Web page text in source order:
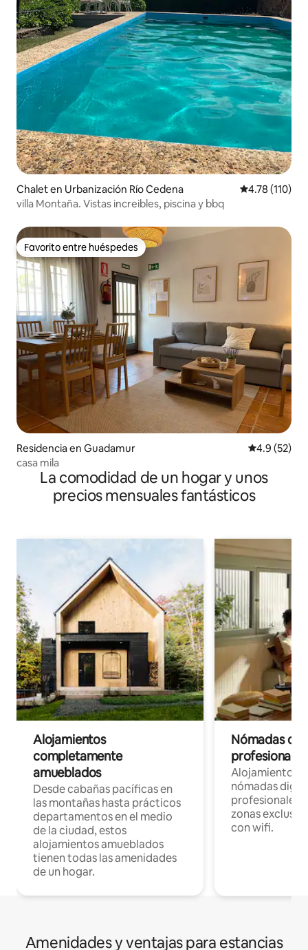
Chalet en Urbanización Río Cedena Calificación
4.78 (110)
villa Montaña. Vistas increibles, piscina y bbq
Favorito entre huéspedes
Favorito entre huéspedes
Residencia en Guadamur Calificación
4.9 (52)
casa mila
La comodidad de un hogar y unos
precios mensuales fantásticos
Alojamientos
completamente
amueblados
Desde cabañas pacíficas en
las montañas hasta prácticos
departamentos en el medio
de la ciudad, estos
alojamientos amueblados
tienen todas las amenidades
de un hogar.
Nómadas
Alojamientos
nómadas
profesionales
zonas
con wifi.
Amenidades y ventajas para estancias